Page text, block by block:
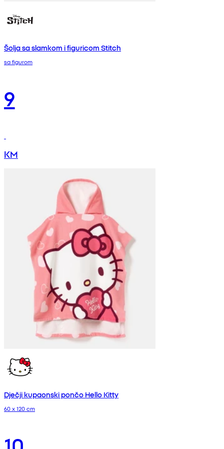
Šolja sa slamkom i figuricom Stitch
sa figurom
9
KM
Dječji kupaonski pončo Hello Kitty
60 x 120 cm